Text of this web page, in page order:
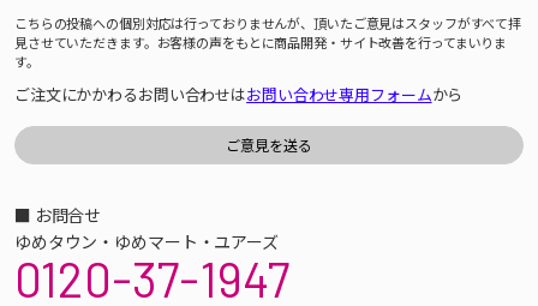
こちらの投稿への個別対応は行っておりませんが、頂いたご意見はスタッフがすべて拝
見させていただきます。お客様の声をもとに商品開発・サイト改善を行ってまいりま
す。
ご注文にかかわるお問い合わせはお問い合わせ専用フォームから
■ お問合せ
ゆめタウン・ゆめマート・ユアーズ
0120-37-1947